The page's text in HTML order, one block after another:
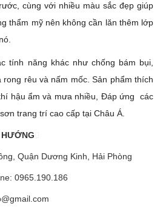
cùng với nhiều màu sắc đẹp giúp
thẩm mỹ nên không cần lăn thêm lớp
tính năng khác như chống bám bụi,
rêu và nấm mốc. Sản phẩm thích
hậu ẩm và mưa nhiều, Đáp ứng các
trang trí cao cấp tại Châu Á.
Quận Dương Kinh, Hải Phòng
0965.190.186